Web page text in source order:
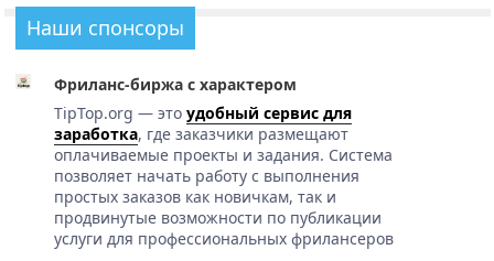
Наши спонсоры
Фриланс-биржа с характером
TipTop.org — это удобный сервис для
заработка, где заказчики размещают
оплачиваемые проекты и задания. Система
позволяет начать работу с выполнения
простых заказов как новичкам, так и
продвинутые возможности по публикации
услуги для профессиональных фрилансеров